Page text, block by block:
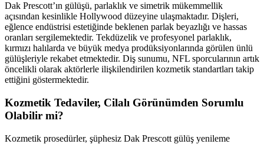
Dak Prescott’ın gülüşü, parlaklık ve simetrik mükemmellik
açısından kesinlikle Hollywood düzeyine ulaşmaktadır. Dişleri,
eğlence endüstrisi estetiğinde beklenen parlak beyazlığı ve hassas
oranları sergilemektedir. Tekdüzelik ve profesyonel parlaklık,
kırmızı halılarda ve büyük medya prodüksiyonlarında görülen ünlü
gülüşleriyle rekabet etmektedir. Diş sunumu, NFL sporcularının artık
öncelikli olarak aktörlerle ilişkilendirilen kozmetik standartları takip
ettiğini göstermektedir.
Kozmetik Tedaviler, Cilalı Görünümden Sorumlu
Olabilir mi?
Kozmetik prosedürler, şüphesiz Dak Prescott gülüş yenileme